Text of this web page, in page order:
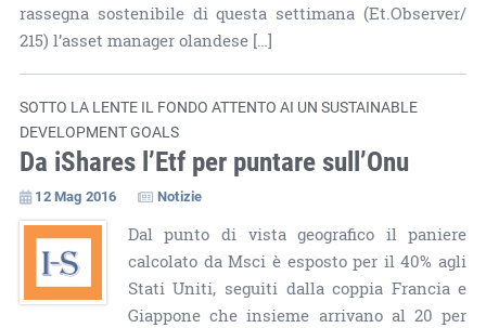
rassegna sostenibile di questa settimana (Et.Observer/
215) l’asset manager olandese […]
SOTTO LA LENTE IL FONDO ATTENTO AI UN SUSTAINABLE
DEVELOPMENT GOALS
Da iShares l’Etf per puntare sull’Onu
12 Mag 2016 Notizie
Dal punto di vista geografico il paniere
calcolato da Msci è esposto per il 40% agli
Stati Uniti, seguiti dalla coppia Francia e
Giappone che insieme arrivano al 20 per